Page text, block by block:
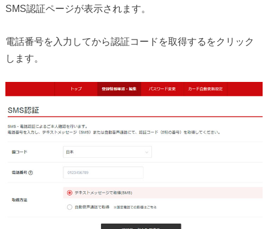
SMS認証ページが表示されます。
電話番号を入力してから認証コードを取得するをクリック
します。